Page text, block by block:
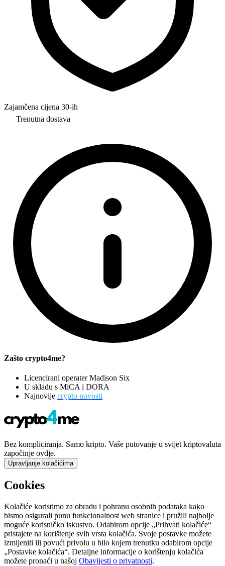
Zajamčena cijena 30-ih
Trenutna dostava
Zašto crypto4me?
Licencirani operater Madison Six
U skladu s MiCA i DORA
Najnovije crypto novosti
Bez kompliciranja. Samo kripto. Vaše putovanje u svijet kriptovaluta
započinje ovdje.
Upravljanje kolačićima
Cookies
Kolačiće koristimo za obradu i pohranu osobnih podataka kako
bismo osigurali punu funkcionalnost web stranice i pružili najbolje
moguće korisničko iskustvo. Odabirom opcije „Prihvati kolačiće“
pristajete na korištenje svih vrsta kolačića. Svoje postavke možete
izmijeniti ili povući privolu u bilo kojem trenutku odabirom opcije
„Postavke kolačića“. Detaljne informacije o korištenju kolačića
možete pronaći u našoj Obavijesti o privatnosti.